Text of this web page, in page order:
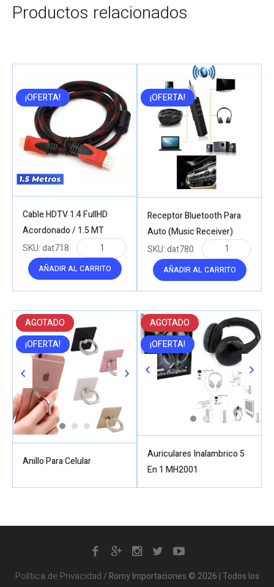
Productos relacionados
¡OFERTA!
Cable HDTV 1.4 FullHD
Acordonado / 1.5 MT
AÑADIR AL CARRITO
SKU:dat718
¡OFERTA!
Receptor Bluetooth Para
Auto (Music Receiver)
AÑADIR AL CARRITO
SKU:dat780
AGOTADO
¡OFERTA!
Anillo Para Celular
AGOTADO
¡OFERTA!
Auriculares Inalambrico 5
En 1 MH2001
Política de Privacidad/ Romy Importaciones © 2026 | Todos los